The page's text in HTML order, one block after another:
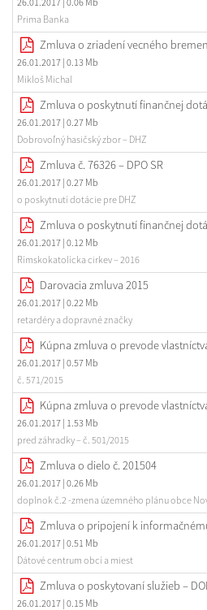
Prima Banka
Zmluva o zriadení vecného
26.01.2017 | 0.13 Mb
Mikloš Michal
Zmluva o poskytnutí finančnej
26.01.2017 | 0.27 Mb
Dobrovoľný hasičský zbor – DHZ
Zmluva č. 76326 – DPO SR
26.01.2017 | 0.27 Mb
o poskytnutí dotácie pre DHZ
Zmluva o poskytnutí finančnej
26.01.2017 | 0.12 Mb
Rímskokatolícka cirkev – 2016
Darovacia zmluva 2015
26.01.2017 | 0.22 Mb
retardéry a dopravné značky
Kúpna zmluva o prevode
26.01.2017 | 0.57 Mb
č. 571/2015
Kúpna zmluva o prevode
26.01.2017 | 1.53 Mb
pred záhradky – č. 501/2015
Zmluva o dielo č. 201504
26.01.2017 | 0.26 Mb
doplnok č.2 -zmena územného plánu obce
Zmluva o pripojení k
26.01.2017 | 0.51 Mb
Dátové centrum obcí a miest
Zmluva o poskytovaní služieb –
26.01.2017 | 0.15 Mb